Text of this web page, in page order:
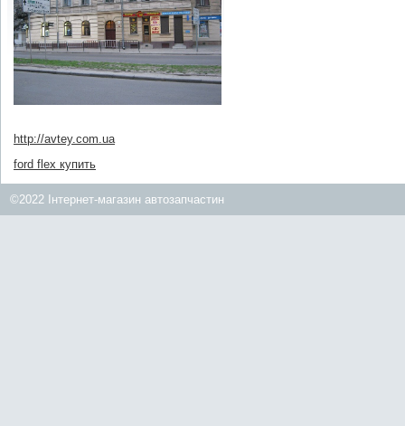
http://avtey.com.ua
ford flex купить
©2022 Інтернет-магазин автозапчастин